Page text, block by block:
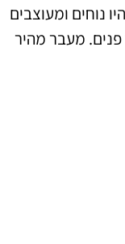
נוחים ומעוצבים
מעבר מהיר